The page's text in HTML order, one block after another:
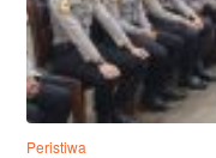
Peristiwa